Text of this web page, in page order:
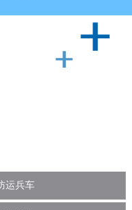
运兵车